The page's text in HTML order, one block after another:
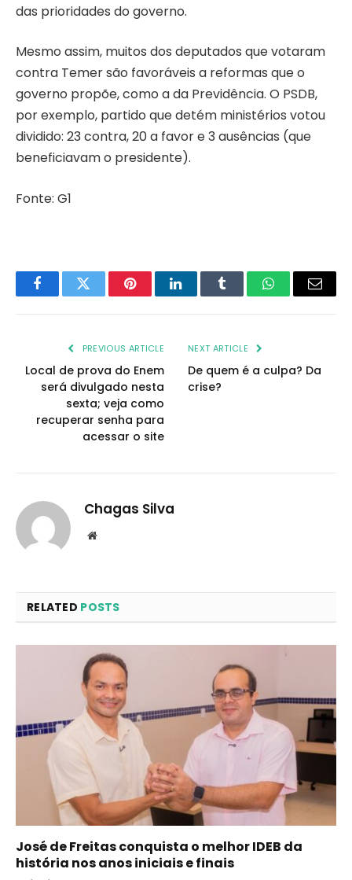
das prioridades do governo.
Mesmo assim, muitos dos deputados que votaram
contra Temer são favoráveis a reformas que o
governo propõe, como a da Previdência. O PSDB,
por exemplo, partido que detém ministérios votou
dividido: 23 contra, 20 a favor e 3 ausências (que
beneficiavam o presidente).
Fonte: G1
FacebookTwitter PinterestLinkedInTumblr WhatsAppEmail
PREVIOUS ARTICLE
Local de prova do Enem
será divulgado nesta
sexta; veja como
recuperar senha para
acessar o site
NEXT ARTICLE
De quem é a culpa? Da
crise?
Chagas Silva
Website
RELATED POSTS
José de Freitas conquista o melhor IDEB da
história nos anos iniciais e finais